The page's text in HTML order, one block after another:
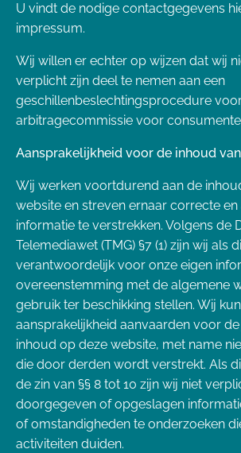
U vindt de nodige contactgegevens
impressum.
Wij willen er echter op wijzen dat wij
verplicht zijn deel te nemen aan een
geschillenbeslechtingsprocedure
arbitragecommissie voor
Aansprakelijkheid voor de inhoud
Wij werken voortdurend aan de
website en streven ernaar correcte
informatie te verstrekken. Volgens de
Telemediawet (TMG) §7 (1) zijn wij als
verantwoordelijk voor onze eigen
overeenstemming met de algemene
gebruik ter beschikking stellen. Wij
aansprakelijkheid aanvaarden voor
inhoud op deze website, met name
die door derden wordt verstrekt. Als
de zin van §§ 8 tot 10 zijn wij niet
doorgegeven of opgeslagen
of omstandigheden te onderzoeken
activiteiten duiden.